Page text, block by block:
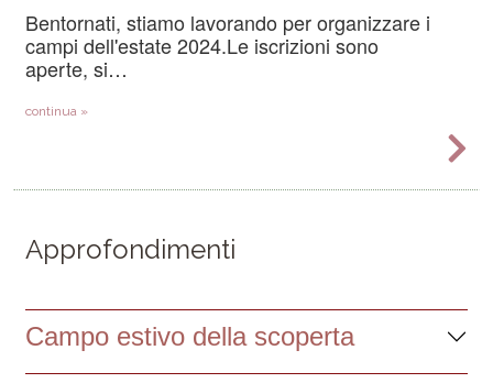
Bentornati, stiamo lavorando per organizzare i
campi dell'estate 2024.Le iscrizioni sono
aperte, si…
continua »
Approfondimenti
Campo estivo della scoperta